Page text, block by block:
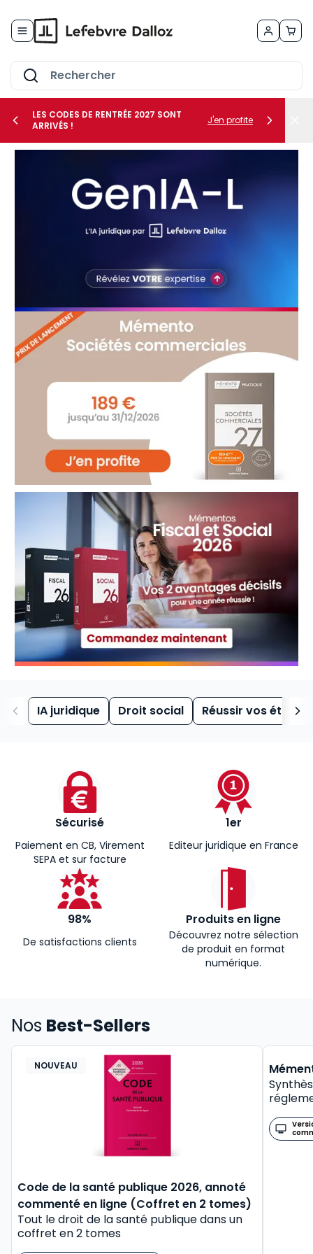
le sous-menu Vos besoins
LES CODES DE RENTRÉE 2027 SONT
ARRIVÉS !
J'en profite
IA juridique Droit social Réussir vos études
Sécurisé
Paiement en CB, Virement
SEPA et sur facture
1er
Editeur juridique en France
98%
De satisfactions clients
Produits en ligne
Découvrez notre sélection
de produit en format
numérique.
Nos Best-Sellers
NOUVEAU
Code de la santé publique 2026, annoté
commenté en ligne (Coffret en 2 tomes)
Tout le droit de la santé publique dans un
coffret en 2 tomes
BEST-